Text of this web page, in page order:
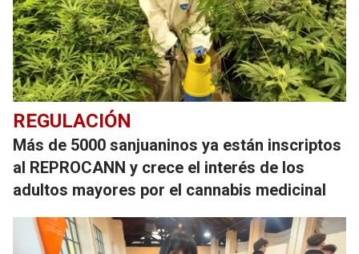
REGULACIÓN
Más de 5000 sanjuaninos ya están inscriptos
al REPROCANN y crece el interés de los
adultos mayores por el cannabis medicinal